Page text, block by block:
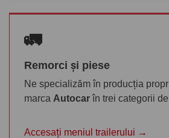
🚛
Remorci și piese
Ne specializăm în producția
marca Autocar în trei categorii
Accesați meniul trailerului →